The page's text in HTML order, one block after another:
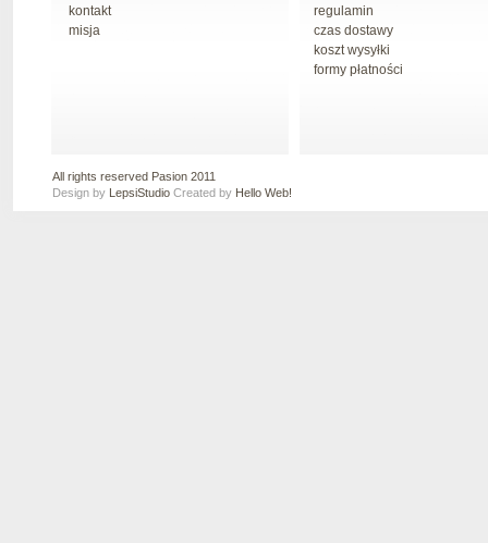
kontakt
misja
regulamin
czas dostawy
koszt wysyłki
formy płatności
All rights reserved Pasion 2011
Design by LepsiStudio Created by Hello Web!